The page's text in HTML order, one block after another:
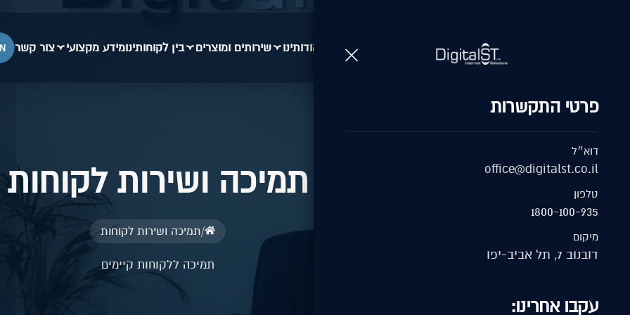
פרטי התקשרות
דוא״ל
office@digitalst.co.il
טלפון
1800-100-935
מיקום
דובנוב 7, תל אביב-יפו
עקבו אחרינו:
אודותינו שירותים ומוצרים בין לקוחותינומידע מקצועי צור קשר 1800-100-935
תמיכה ושירות לקוחות
/תמיכה ושירות לקוחות
תמיכה ללקוחות קיימים